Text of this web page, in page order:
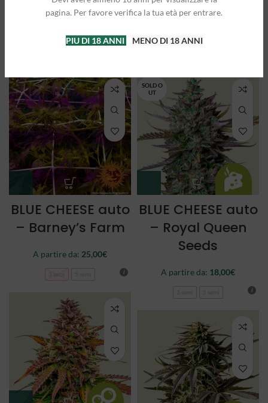
pagina. Per favore verifica la tua età per entrare.
PIU DI 18 ANNI MENO DI 18 ANNI
Queen Seeds
A partire da:25,00€
Queen Seeds
BLUE CHEESE auto
– Barney’s Farm
A partire da: 25,00€
3 semi
SOLD O
UT
BLUE CHEESE auto
– Royal Queen
Seeds
A partire da: 18,00€